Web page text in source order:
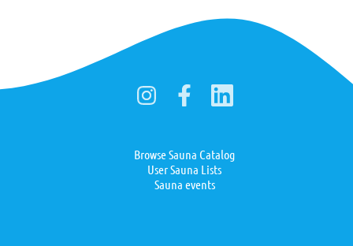
Browse Sauna Catalog
User Sauna Lists
Sauna events